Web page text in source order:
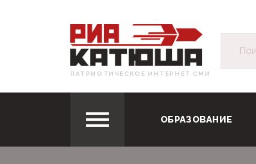
ПАТРИОТИЧЕСКОЕ ИНТЕРНЕТ СМИ
ОБРАЗОВАНИЕ